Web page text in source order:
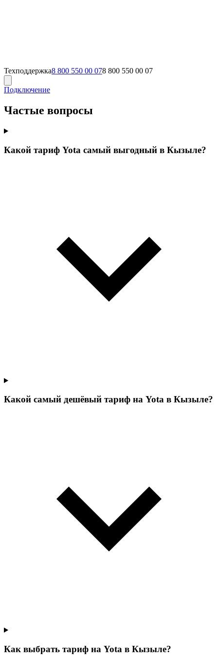
Техподдержка8 800 550 00 078 800 550 00 07
Подключение
Частые вопросы
Какой тариф Yota самый выгодный в Кызыле?
Какой самый дешёвый тариф на Yota в Кызыле?
Как выбрать тариф на Yota в Кызыле?